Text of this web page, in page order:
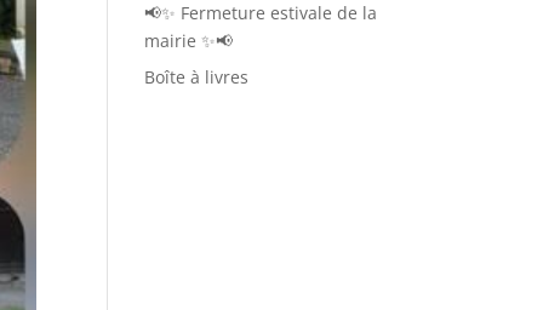
📢✨ Fermeture estivale de la
mairie ✨📢
Boîte à livres